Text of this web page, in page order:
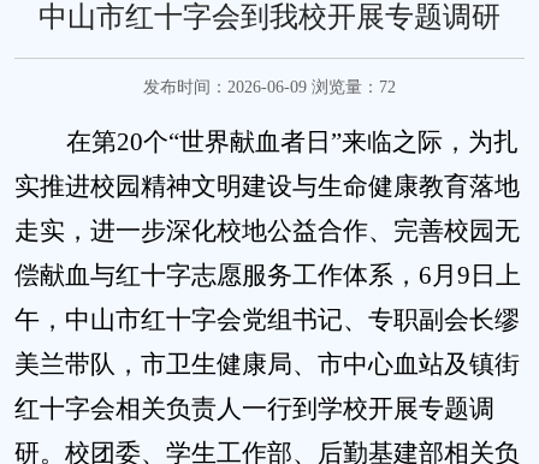
中山市红十字会到我校开展专题调研
发布时间：2026-06-09 浏览量： 72
在第20个“世界献血者日”来临之际，为扎
实推进校园精神文明建设与生命健康教育落地
走实，进一步深化校地公益合作、完善校园无
偿献血与红十字志愿服务工作体系，6月9日上
午，中山市红十字会党组书记、专职副会长缪
美兰带队，市卫生健康局、市中心血站及镇街
红十字会相关负责人一行到学校开展专题调
研。校团委、学生工作部、后勤基建部相关负